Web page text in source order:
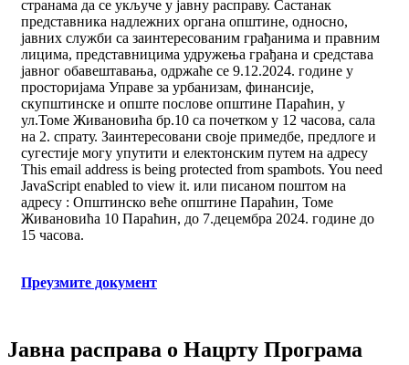
странама да се укључе у јавну расправу. Састанак
представника надлежних органа општине, односно,
јавних служби са заинтересованим грађанима и правним
лицима, представницима удружења грађана и средстава
јавног обавештавања, одржаће се 9.12.2024. године у
просторијама Управе за урбанизам, финансије,
скупштинске и опште послове општине Параћин, у
ул.Томе Живановића бр.10 са почетком у 12 часова, сала
на 2. спрату. Заинтересовани своје примедбе, предлоге и
сугестије могу упутити и електонским путем на адресу
This email address is being protected from spambots. You need
JavaScript enabled to view it. или писаном поштом на
адресу : Општинско веће општине Параћин, Томе
Живановића 10 Параћин, до 7.децембра 2024. године до
15 часова.
Преузмитe документ
Јавна расправа о Нацрту Програма